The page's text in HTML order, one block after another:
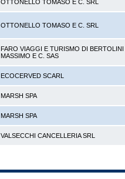
OTTONELLO TOMASO E C. SRL
OTTONELLO TOMASO E C. SRL
FARO VIAGGI E TURISMO DI BERTOLINI
MASSIMO E C. SAS
ECOCERVED SCARL
MARSH SPA
MARSH SPA
VALSECCHI CANCELLERIA SRL